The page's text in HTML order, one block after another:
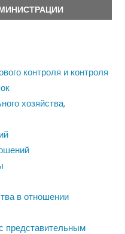
контроля и контроля
хозяйства,
в отношении
представительным